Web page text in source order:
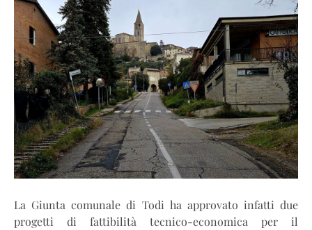
La Giunta comunale di Todi ha approvato infatti due
progetti di fattibilità tecnico-economica per il